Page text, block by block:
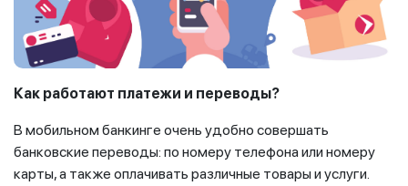
Как работают платежи и переводы?
В мобильном банкинге очень удобно совершать
банковские переводы: по номеру телефона или номеру
карты, а также оплачивать различные товары и услуги.